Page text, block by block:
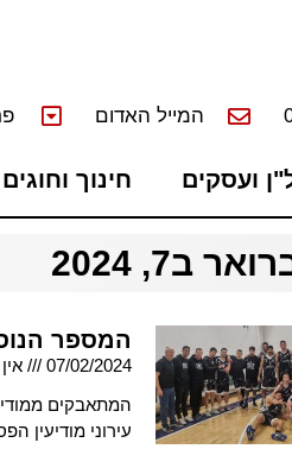
המייל האדום
ועסקים חינוך וחוגים
ב7, 2024
המספר
07/02/2024
המתאבקים
עירוני מודיעין